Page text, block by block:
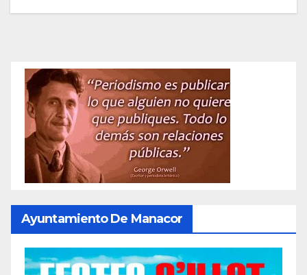
Ayuntamiento De Manacor